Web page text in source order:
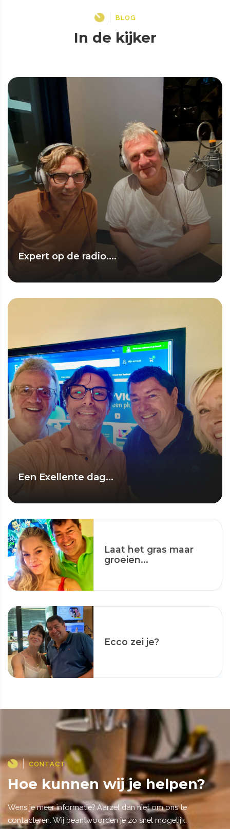
BLOG
In de kijker
Expert op de radio....
Een Exellente dag...
Laat het gras maar
groeien...
Ecco zei je?
CONTACT
Hoe kunnen wij je helpen?
Wens je meer informatie? Aarzel dan niet om ons te
contacteren. Wij beantwoorden je zo snel mogelijk.